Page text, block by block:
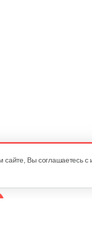
Вы соглашаетесь с